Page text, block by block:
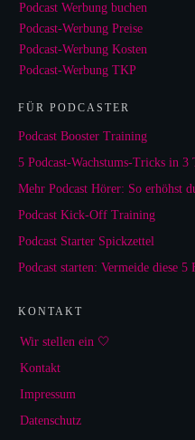
Podcast Werbung buchen
Podcast-Werbung Preise
Podcast-Werbung Kosten
Podcast-Werbung TKP
FÜR PODCASTER
Podcast Booster Training
5 Podcast-Wachstums-Tricks in 3
Mehr Podcast Hörer: So erhöhst
Podcast Kick-Off Training
Podcast Starter Spickzettel
Podcast starten: Vermeide diese 5
KONTAKT
Wir stellen ein 🤍
Kontakt
Impressum
Datenschutz